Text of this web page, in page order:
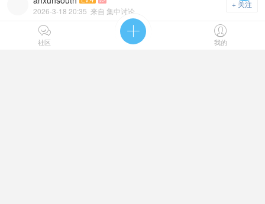
+ 关注
2026-3-18 20:35 来自 集中讨论
路飞出海的时间是不是可以确定了！
之前看了最新的sbs我一直很激动，确定了海贼王目前的时间线，但

社区
 
我的